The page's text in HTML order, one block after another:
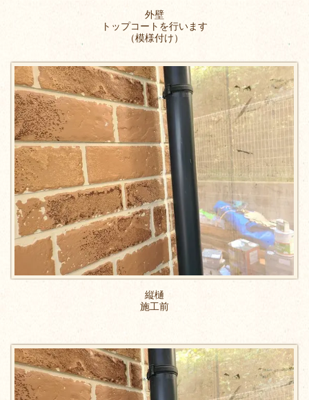
外壁
トップコートを行います
（模様付け）
縦樋
施工前